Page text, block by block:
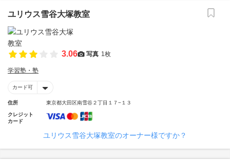
ユリウス雪谷大塚教室
3.06 写真 1枚
学習塾・塾
カード可
住所 東京都大田区南雪谷２丁目１７−１３
クレジット
カード
ユリウス雪谷大塚教室のオーナー様ですか？